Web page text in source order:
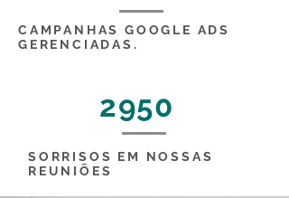
CAMPANHAS GOOGLE ADS
GERENCIADAS.
2950
SORRISOS EM NOSSAS
REUNIÕES